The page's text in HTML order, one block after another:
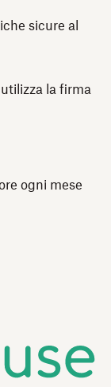
sicure al
la firma
ogni mese